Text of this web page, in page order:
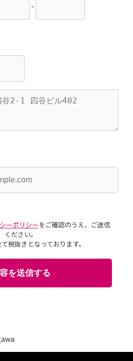
-
ーポリシーをご確認のうえ、ご送信
ください。
税抜きとなっております。